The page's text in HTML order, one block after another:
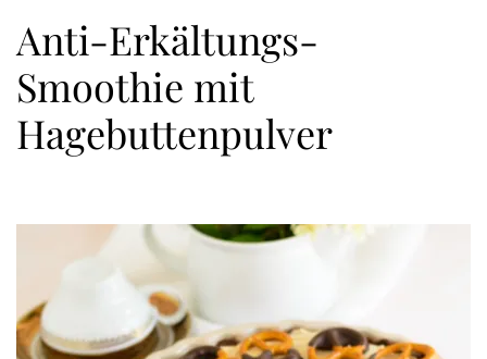
Anti-Erkältungs-
Smoothie mit
Hagebuttenpulver